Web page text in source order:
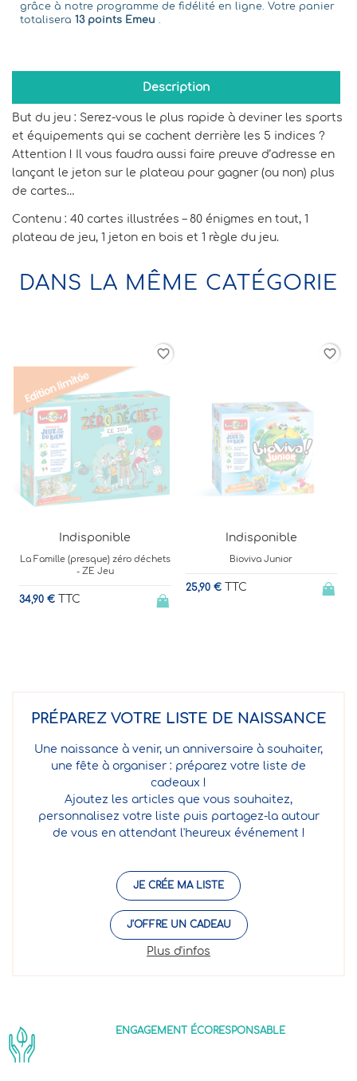
grâce à notre programme de fidélité en ligne. Votre panier
totalisera 13 points Emeu .
Description
But du jeu : Serez-vous le plus rapide à deviner les sports
et équipements qui se cachent derrière les 5 indices ?
Attention ! Il vous faudra aussi faire preuve d’adresse en
lançant le jeton sur le plateau pour gagner (ou non) plus
de cartes…
Contenu : 40 cartes illustrées – 80 énigmes en tout, 1
plateau de jeu, 1 jeton en bois et 1 règle du jeu.
DANS LA MÊME CATÉGORIE
Indisponible
Bioviva Junior
Indisponible
Dino Picnic - Jeu de tactique
29,99 €
PRÉPAREZ VOTRE LISTE DE NAISSANCE
Une naissance à venir, un anniversaire à souhaiter,
une fête à organiser : préparez votre liste de
cadeaux !
Ajoutez les articles que vous souhaitez,
personnalisez votre liste puis partagez-la autour
de vous en attendant l'heureux événement !
JE CRÉE MA LISTE
J'OFFRE UN CADEAU
Plus d'infos
ENGAGEMENT ÉCORESPONSABLE